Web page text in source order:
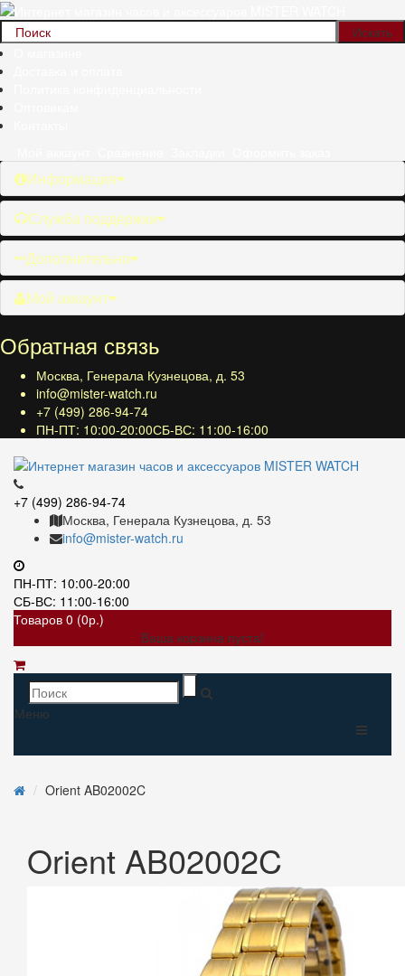
Информация
Служба поддержки
Дополнительно
Мой аккаунт
Обратная связь
Москва, Генерала Кузнецова, д. 53
info@mister-watch.ru
+7 (499) 286-94-74
ПН-ПТ: 10:00-20:00СБ-ВС: 11:00-16:00
+7 (499) 286-94-74
Москва, Генерала Кузнецова, д. 53
info@mister-watch.ru
ПН-ПТ: 10:00-20:00
СБ-ВС: 11:00-16:00
Товаров 0 (0р.)
Ваша корзина пуста!
Меню
Orient AB02002C
Orient AB02002C